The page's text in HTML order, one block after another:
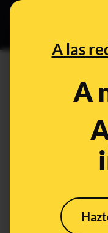
A las
A
No,
Sep 13,